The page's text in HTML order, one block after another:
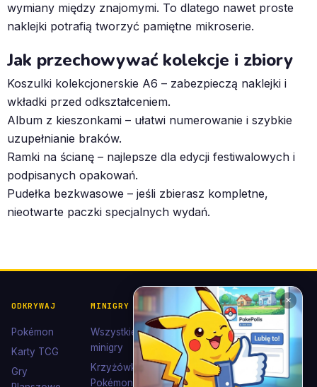
wymiany między znajomymi. To dlatego nawet proste
naklejki potrafią tworzyć pamiętne mikroserie.
Jak przechowywać kolekcje i zbiory
Koszulki kolekcjonerskie A6 – zabezpieczą naklejki i
wkładki przed odkształceniem.
Album z kieszonkami – ułatwi numerowanie i szybkie
uzupełnianie braków.
Ramki na ścianę – najlepsze dla edycji festiwalowych i
podpisanych opakowań.
Pudełka bezkwasowe – jeśli zbierasz kompletne,
nieotwarte paczki specjalnych wydań.
ODKRYWAJ
Pokémon
Karty TCG
Gry
MINIGRY
Wszystkie
minigry
Krzyżówki
Pokémon
POKÉDEX I
KOLEKCJE
Pokédex
Ewolucje
Eevee
POMOC I
KONTAKT
Kontakt
Wsparcie
Polub nas
✕